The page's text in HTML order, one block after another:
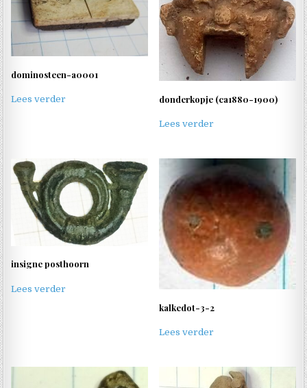
dominosteen-a0001
Lees verder donderkopje (ca1880-1900)
Lees verder
insigne posthoorn
Lees verder
kalkedot-3-2
Lees verder